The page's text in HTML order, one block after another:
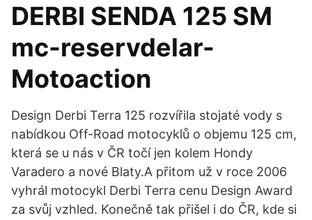
DERBI SENDA 125 SM
mc-reservdelar-
Motoaction
Design Derbi Terra 125 rozvířila stojaté vody s
nabídkou Off-Road motocyklů o objemu 125 cm,
která se u nás v ČR točí jen kolem Hondy
Varadero a nové Blaty.A přitom už v roce 2006
vyhrál motocykl Derbi Terra cenu Design Award
za svůj vzhled. Konečně tak přišel i do ČR, kde si